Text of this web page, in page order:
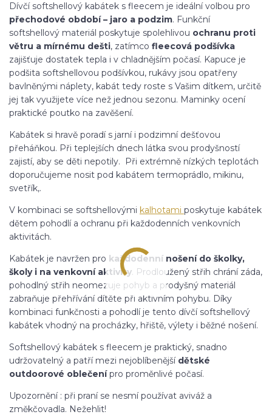
Dívčí softshellový kabátek s fleecem je ideální volbou pro
přechodové období – jaro a podzim. Funkční
softshellový materiál poskytuje spolehlivou ochranu proti
větru a mírnému dešti, zatímco fleecová podšívka
zajišťuje dostatek tepla i v chladnějším počasí. Kapuce je
podšita softshellovou podšívkou, rukávy jsou opatřeny
bavlněnými náplety, kabát tedy roste s Vašim dítkem, určitě
jej tak využijete více než jednou sezonu. Maminky ocení
praktické poutko na zavěšení.
Kabátek si hravě poradí s jarní i podzimní dešťovou
přeháňkou. Při teplejších dnech látka svou prodyšností
zajistí, aby se děti nepotily. Při extrémně nízkých teplotách
doporučujeme nosit pod kabátem termoprádlo, mikinu,
svetřík,.
V kombinaci se softshellovými kalhotami poskytuje kabátek
dětem pohodlí a ochranu při každodenních venkovních
aktivitách.
Kabátek je navržen pro každodenní nošení do školky,
školy i na venkovní aktivity. Prodloužený střih chrání záda,
pohodlný střih neomezuje pohyb a prodyšný materiál
zabraňuje přehřívání dítěte při aktivním pohybu. Díky
kombinaci funkčnosti a pohodlí je tento dívčí softshellový
kabátek vhodný na procházky, hřiště, výlety i běžné nošení.
Softshellový kabátek s fleecem je praktický, snadno
udržovatelný a patří mezi nejoblíbenější dětské
outdoorové oblečenípro proměnlivé počasí.
Upozornění : při praní se nesmí používat aviváž a
změkčovadla. Nežehlit!